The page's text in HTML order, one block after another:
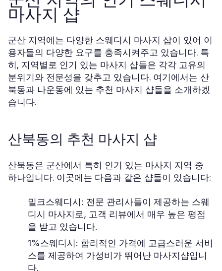
마사지 샵
군산 지역에는 다양한 스웨디시 마사지 샵이 있어 이
용자들의 다양한 요구를 충족시켜주고 있습니다. 특
히, 지역별로 인기 있는 마사지 샵들은 각각 고유의
분위기와 전문성을 갖추고 있습니다. 여기에서는 산
북동과 나운동에 있는 추천 마사지 샵들을 소개하겠
습니다.
산북동의 추천 마사지 샵
산북동은 군산에서 특히 인기 있는 마사지 지역 중
하나입니다. 이곳에는 다음과 같은 샵들이 있습니다:
밀크스웨디시: 전문 관리사들이 제공하는 스웨
디시 마사지로, 고객 리뷰에서 매우 높은 평점
을 받고 있습니다.
1%스웨디시: 합리적인 가격에 고급스러운 서비
스를 제공하여 가성비가 뛰어난 마사지샵입니
다.